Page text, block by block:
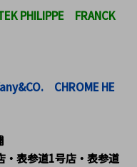
PHILIPPE　FRANCK
　CHROME HE
・表参道1号店・表参道